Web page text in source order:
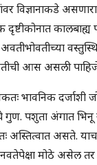
विज्ञानाकडे
दृष्टीकोनात
आस असली
भावनिक
गुण. पशुता अंगात
अस्तित्वात असते.
मोठे असेल